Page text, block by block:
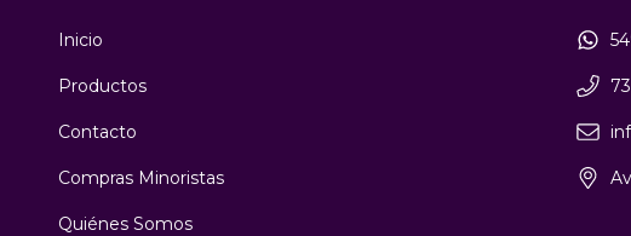
Inicio
Productos
Contacto
Compras Minoristas
Quiénes Somos